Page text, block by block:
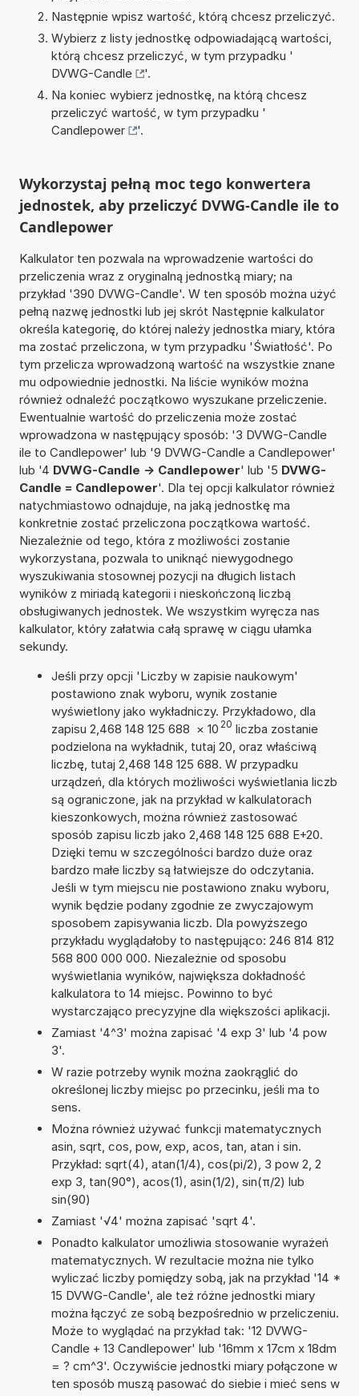
Następnie wpisz wartość, którą chcesz przeliczyć.
Wybierz z listy jednostkę odpowiadającą wartości,
którą chcesz przeliczyć, w tym przypadku '
DVWG-Candle
'.
Na koniec wybierz jednostkę, na którą chcesz
przeliczyć wartość, w tym przypadku '
Candlepower
'.
Wykorzystaj pełną moc tego konwertera
jednostek, aby przeliczyć DVWG-Candle ile to
Candlepower
Kalkulator ten pozwala na wprowadzenie wartości do
przeliczenia wraz z oryginalną jednostką miary; na
przykład '390 DVWG-Candle'. W ten sposób można użyć
pełną nazwę jednostki lub jej skrót Następnie kalkulator
określa kategorię, do której należy jednostka miary, która
ma zostać przeliczona, w tym przypadku 'Światłość'. Po
tym przelicza wprowadzoną wartość na wszystkie znane
mu odpowiednie jednostki. Na liście wyników można
również odnaleźć początkowo wyszukane przeliczenie.
Ewentualnie wartość do przeliczenia może zostać
wprowadzona w następujący sposób: '3 DVWG-Candle
ile to Candlepower' lub '9 DVWG-Candle a Candlepower'
lub '4 DVWG-Candle -> Candlepower' lub '5 DVWG-
Candle = Candlepower'. Dla tej opcji kalkulator również
natychmiastowo odnajduje, na jaką jednostkę ma
konkretnie zostać przeliczona początkowa wartość.
Niezależnie od tego, która z możliwości zostanie
wykorzystana, pozwala to uniknąć niewygodnego
wyszukiwania stosownej pozycji na długich listach
wyników z miriadą kategorii i nieskończoną liczbą
obsługiwanych jednostek. We wszystkim wyręcza nas
kalkulator, który załatwia całą sprawę w ciągu ułamka
sekundy.
Jeśli przy opcji 'Liczby w zapisie naukowym'
postawiono znak wyboru, wynik zostanie
wyświetlony jako wykładniczy. Przykładowo, dla
zapisu 2,468 148 125 688 × 10 20 liczba zostanie
podzielona na wykładnik, tutaj 20, oraz właściwą
liczbę, tutaj 2,468 148 125 688. W przypadku
urządzeń, dla których możliwości wyświetlania liczb
są ograniczone, jak na przykład w kalkulatorach
kieszonkowych, można również zastosować
sposób zapisu liczb jako 2,468 148 125 688 E+20.
Dzięki temu w szczególności bardzo duże oraz
bardzo małe liczby są łatwiejsze do odczytania.
Jeśli w tym miejscu nie postawiono znaku wyboru,
wynik będzie podany zgodnie ze zwyczajowym
sposobem zapisywania liczb. Dla powyższego
przykładu wyglądałoby to następująco: 246 814 812
568 800 000 000. Niezależnie od sposobu
wyświetlania wyników, największa dokładność
kalkulatora to 14 miejsc. Powinno to być
wystarczająco precyzyjne dla większości aplikacji.
Zamiast '4^3' można zapisać '4 exp 3' lub '4 pow
3'.
W razie potrzeby wynik można zaokrąglić do
określonej liczby miejsc po przecinku, jeśli ma to
sens.
Można również używać funkcji matematycznych
asin, sqrt, cos, pow, exp, acos, tan, atan i sin.
Przykład: sqrt(4), atan(1/4), cos(pi/2), 3 pow 2, 2
exp 3, tan(90°), acos(1), asin(1/2), sin(π/2) lub
sin(90)
Zamiast '√4' można zapisać 'sqrt 4'.
Ponadto kalkulator umożliwia stosowanie wyrażeń
matematycznych. W rezultacie można nie tylko
wyliczać liczby pomiędzy sobą, jak na przykład '14 *
15 DVWG-Candle', ale też różne jednostki miary
można łączyć ze sobą bezpośrednio w przeliczeniu.
Może to wyglądać na przykład tak: '12 DVWG-
Candle + 13 Candlepower' lub '16mm x 17cm x 18dm
= ? cm^3'. Oczywiście jednostki miary połączone w
ten sposób muszą pasować do siebie i mieć sens w